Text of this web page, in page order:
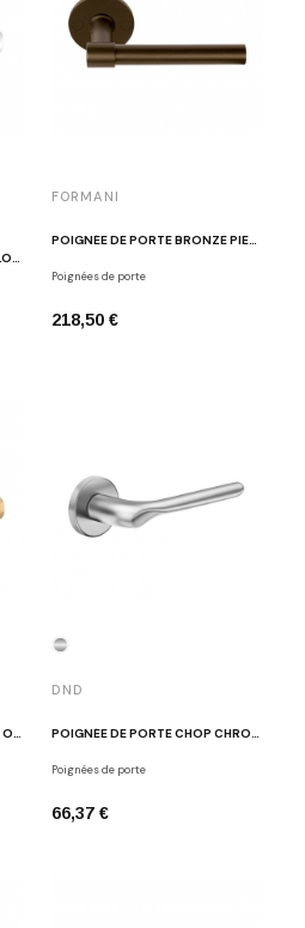
POIGNÉE DE PORTE BLANCHE LOUISE
FORMANI
POIGNÉE DE PORTE BRONZE PIET BOON PBL15XL/50 BR
Poignées de porte
218,50 €
POIGNÉE DE PORTE OVAL 1742 OR MAT
DND
POIGNÉE DE PORTE CHOP CHROME MAT
Poignées de porte
66,37 €